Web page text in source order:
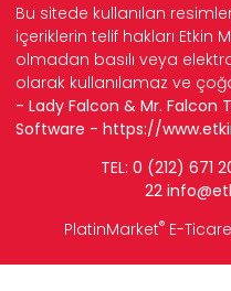
Bu sitede kullanılan
içeriklerin telif hakları Etkin
olmadan basılı veya
olarak kullanılamaz ve
- Lady Falcon & Mr. Falcon
Software - https://
TEL: 0 (212) 671
22 info
PlatinMarket® E-